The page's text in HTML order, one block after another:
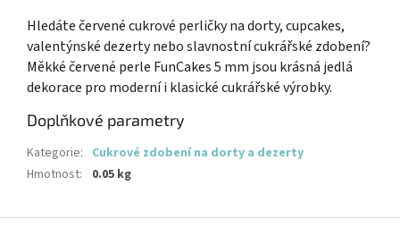
Hledáte červené cukrové perličky na dorty, cupcakes,
valentýnské dezerty nebo slavnostní cukrářské zdobení?
Měkké červené perle FunCakes 5 mm jsou krásná jedlá
dekorace pro moderní i klasické cukrářské výrobky.
Doplňkové parametry
Kategorie: Cukrové zdobení na dorty a dezerty
Hmotnost: 0.05 kg